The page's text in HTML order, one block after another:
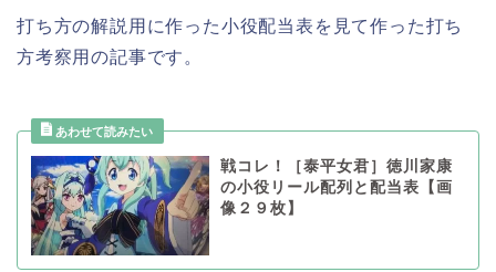
打ち方の解説用に作った小役配当表を見て作った打ち
方考察用の記事です。
戦コレ！［泰平女君］徳川家康
の小役リール配列と配当表【画
像２９枚】